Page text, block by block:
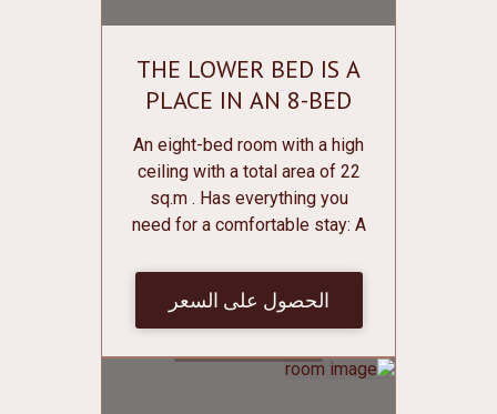
THE LOWER BED IS A
PLACE IN AN 8-BED
FEMALE ROOM
An eight-bed room with a high
ceiling with a total area of 22
sq.m . Has everything you
need for a comfortable stay: A
curtains, sockets, individual
lighting and shelves for
various small things; Individual
lockers for clothes and shoes
with lockers; Bathroom on the
الحصول على السعر